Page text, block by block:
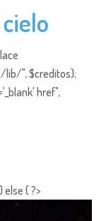
lib/", $creditos);
href",
{ ?>